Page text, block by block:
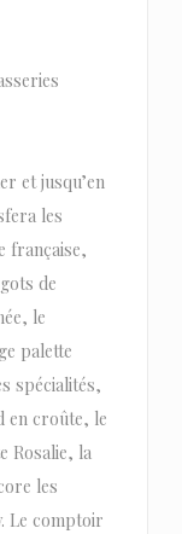
et jusqu’en
les
française,
de
le
palette
spécialités,
en croûte, le
Rosalie, la
les
Le comptoir